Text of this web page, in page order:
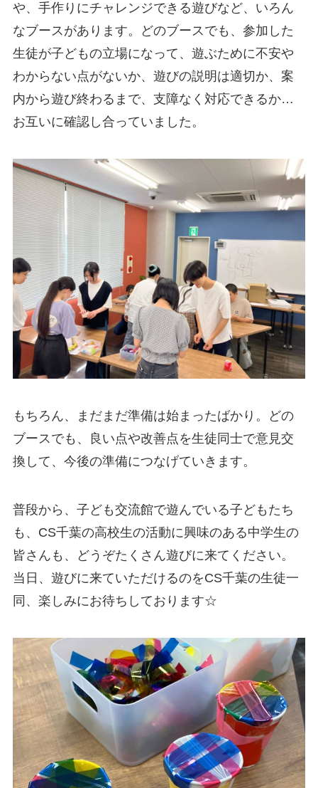
や、手作りにチャレンジできる遊びなど、いろん
なブースがあります。どのブースでも、参加した
生徒が子どもの立場になって、遊ぶために不安や
わからない点がないか、遊びの説明は適切か、案
内から遊び終わるまで、支障なく対応できるか…
お互いに確認し合っていました。
もちろん、まだまだ準備は始まったばかり。どの
ブースでも、良い点や改善点を生徒同士で意見交
換して、今後の準備につなげていきます。
普段から、子ども交流館で遊んでいる子どもたち
も、CS千葉の高校生の活動に興味のある中学生の
皆さんも、どうぞたくさん遊びに来てください。
当日、遊びに来ていただけるのをCS千葉の生徒一
同、楽しみにお待ちしております☆